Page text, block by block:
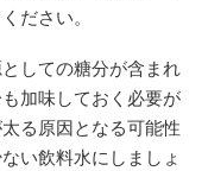
ださい。
しての糖分が含まれ
加味しておく必要が
る原因となる可能性
い飲料水にしましょ